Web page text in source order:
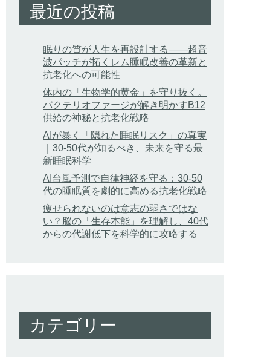
最近の投稿
眠りの質が人生を再設計する——超音
波パッチが拓くレム睡眠改善の革新と
抗老化への可能性
体内の「生物学的黄金」を守り抜く。
バクテリオファージが解き明かすB12
供給の神秘と抗老化戦略
AIが暴く「隠れた睡眠リスク」の真実
｜30-50代が知るべき、未来を守る最
新睡眠科学
AI台風予測で自律神経を守る：30-50
代の睡眠質を劇的に高める抗老化戦略
痩せられないのは意志の弱さではな
い？脳の「生存本能」を理解し、40代
からの代謝低下を科学的に攻略する
カテゴリー